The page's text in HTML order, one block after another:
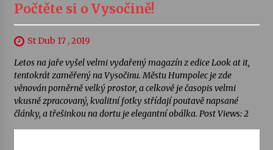
Počtěte si o Vysočině!
St Dub 17 , 2019
Letos na jaře vyšel velmi vydařený magazín z edice Look at it,
tentokrát zaměřený na Vysočinu. Městu Humpolec je zde
věnován poměrně velký prostor, a celkově je časopis velmi
vkusně zpracovaný, kvalitní fotky střídají poutavě napsané
články, a třešinkou na dortu je elegantní obálka. Post Views: 2